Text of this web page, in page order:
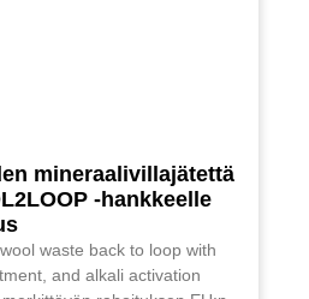
mineraalivillajätettä
-hankkeelle
waste back to loop with
and alkali activation